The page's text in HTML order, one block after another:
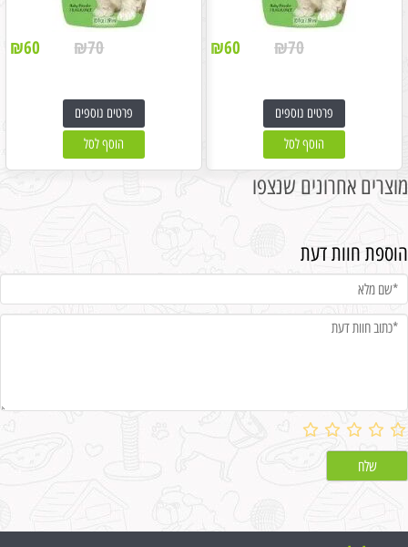
₪70
₪60
פרטים נוספים
הוסף לסל
₪70
₪60
פרטים נוספים
הוסף לסל
מוצרים אחרונים שנצפו
הוספת חוות דעת